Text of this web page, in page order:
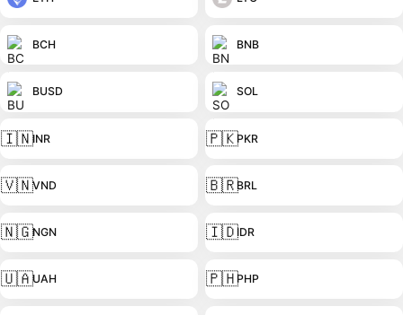
BCH BNB
BUSD SOL
🇮🇳INR 🇵🇰PKR
🇻🇳VND 🇧🇷BRL
🇳🇬NGN 🇮🇩IDR
🇺🇦UAH 🇵🇭PHP